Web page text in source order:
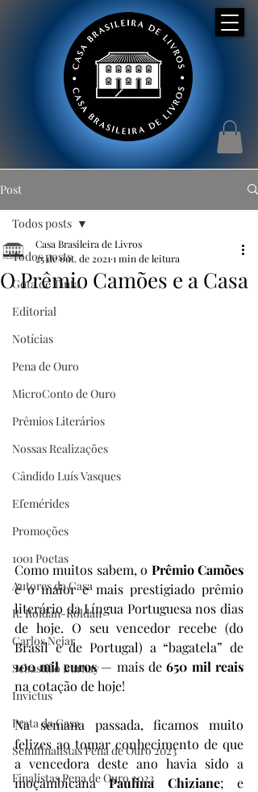
Post
Todos posts
Gota de Tinta
Editorial
Notícias
Pena de Ouro
MicroConto de Ouro
Prêmios Literários
Nossas Realizações
Cândido Luís Vasques
Efemérides
Promoções
1001 Poetas
Autores da Casa
R. Roldan-Roldan
Carlos Nejar
Sebastião Burnay
Invictus
Prata da Casa
Semifinalistas Pena de Ouro 2023
Finalistas Pena de Ouro 2023
Todos posts
O Prêmio Camões e a Casa
Casa Brasileira de Livros
25 de out. de 2021 1 min de leitura
Como muitos sabem, o Prêmio Camões
é o maior e mais prestigiado prêmio
literário da Língua Portuguesa nos dias
de hoje. O seu vencedor recebe (do
100 mil euros — mais de 650 mil reais
na cotação de hoje!
Na semana passada, ficamos muito
felizes ao tomar conhecimento de que
a vencedora deste ano havia sido a
moçambicana Paulina Chiziane; e